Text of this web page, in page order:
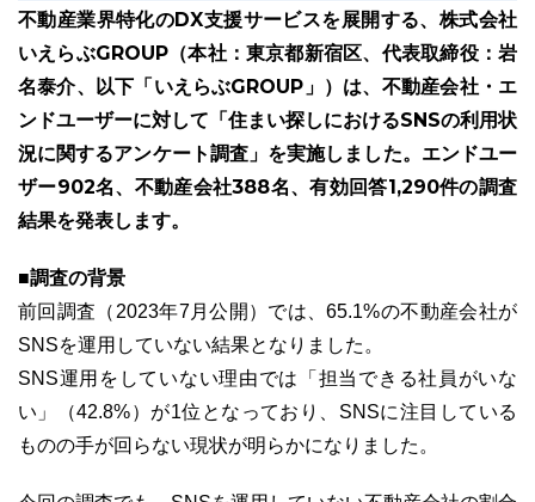
ユーザーインタビュー ホームページ制作実績
ニュース一覧 お役立ちブログ 資料ダウンロード
特長 サービス一覧 プラン
不動産業界特化のDX支援サービスを展開する、株式会社
いえらぶGROUP（本社：東京都新宿区、代表取締役：岩
名泰介、以下「いえらぶGROUP」）は、不動産会社・エ
ンドユーザーに対して「住まい探しにおけるSNSの利用状
況に関するアンケート調査」を実施しました。エンドユー
ザー902名、不動産会社388名、有効回答1,290件の調査
結果を発表します。
■調査の背景
前回調査（2023年7月公開）では、65.1%の不動産会社が
SNSを運用していない結果となりました。
SNS運用をしていない理由では「担当できる社員がいな
い」（42.8%）が1位となっており、SNSに注目している
ものの手が回らない現状が明らかになりました。